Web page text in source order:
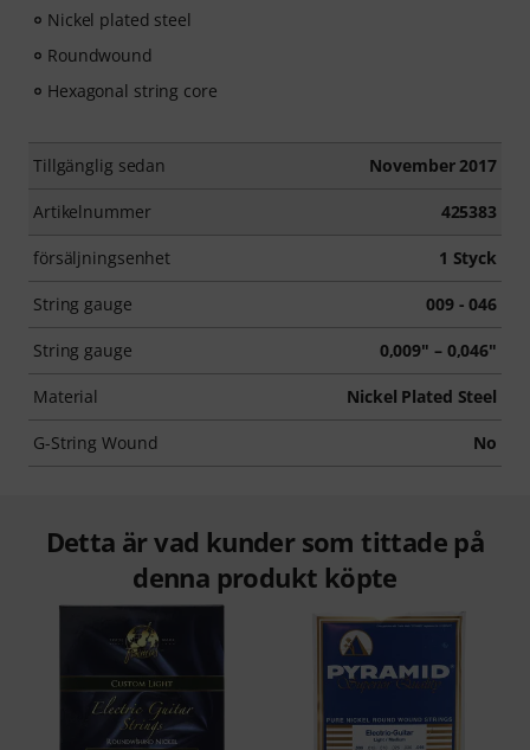
Nickel plated steel
Roundwound
Hexagonal string core
Tillgänglig sedan November 2017
Artikelnummer 425383
försäljningsenhet 1 Styck
String gauge 009 - 046
String gauge 0,009" – 0,046"
Material Nickel Plated Steel
G-String Wound No
Detta är vad kunder som tittade på
denna produkt köpte